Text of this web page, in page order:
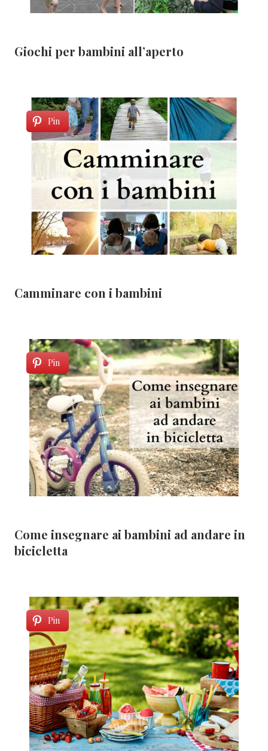
Giochi per bambini all’aperto
Pin
Camminare con i bambini
Pin
Come insegnare ai bambini ad andare in
bicicletta
Pin